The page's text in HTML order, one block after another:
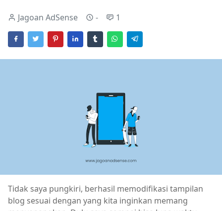
Jagoan AdSense - 1
Tidak saya pungkiri, berhasil memodifikasi tampilan
blog sesuai dengan yang kita inginkan memang